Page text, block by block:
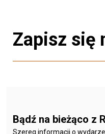
Zapisz się
Bądź na bieżąco z
Szereg informacji o